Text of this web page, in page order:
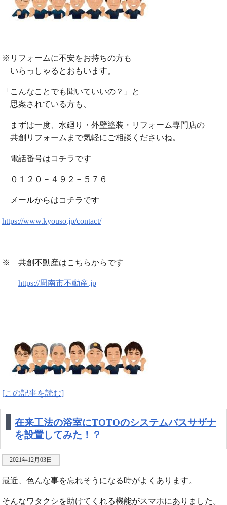
※リフォームに不安をお持ちの方も
いらっしゃるとおもいます。
「こんなことでも聞いていいの？」と
思案されている方も、
まずは一度、水廻り・外壁塗装・リフォーム専門店の
共創リフォームまで気軽にご相談くださいね。
電話番号はコチラです
０１２０－４９２－５７６
メールからはコチラです
https://www.kyouso.jp/contact/
※ 共創不動産はこちらからです
https://周南市不動産.jp
[この記事を読む]
在来工法の浴室にTOTOのシステムバスサザナ
を設置してみた！？
2021年12月03日
最近、色んな事を忘れそうになる時がよくあります。
そんなワタクシを助けてくれる機能がスマホにありました。